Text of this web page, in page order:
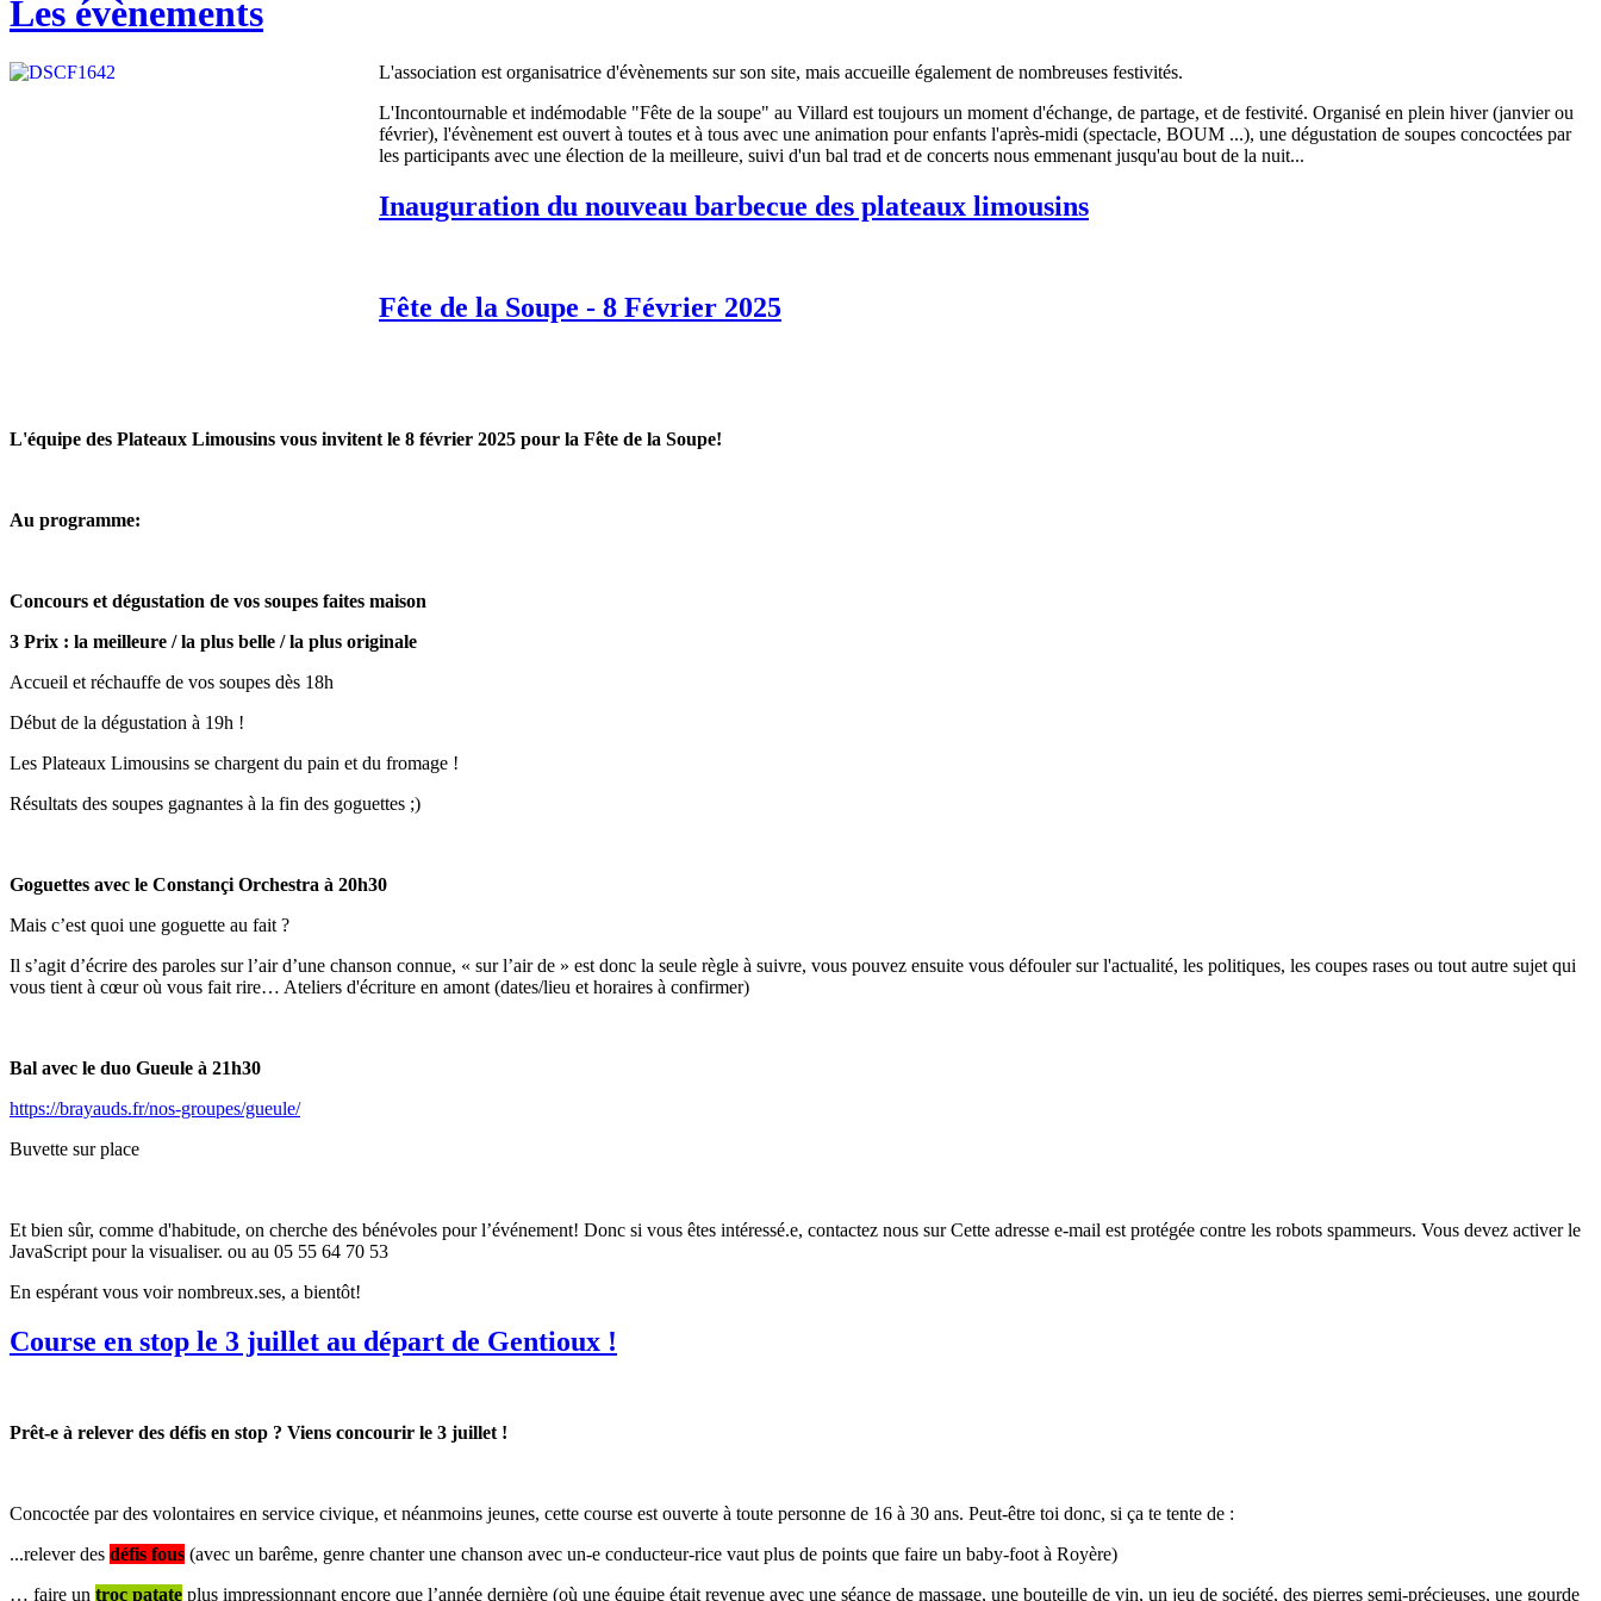
Les évènements
L'association est organisatrice d'évènements sur son site, mais accueille également de nombreuses festivités.
L'Incontournable et indémodable "Fête de la soupe" au Villard est toujours un moment d'échange, de partage, et de festivité. Organisé en plein hiver (janvier ou
février), l'évènement est ouvert à toutes et à tous avec une animation pour enfants l'après-midi (spectacle, BOUM ...), une dégustation de soupes concoctées par
les participants avec une élection de la meilleure, suivi d'un bal trad et de concerts nous emmenant jusqu'au bout de la nuit...
Inauguration du nouveau barbecue des plateaux limousins
Fête de la Soupe - 8 Février 2025
L'équipe des Plateaux Limousins vous invitent le 8 février 2025 pour la Fête de la Soupe!
Au programme:
Concours et dégustation de vos soupes faites maison
3 Prix : la meilleure / la plus belle / la plus originale
Accueil et réchauffe de vos soupes dès 18h
Début de la dégustation à 19h !
Les Plateaux Limousins se chargent du pain et du fromage !
Résultats des soupes gagnantes à la fin des goguettes ;)
Goguettes avec le Constançi Orchestra à 20h30
Mais c’est quoi une goguette au fait ?
Il s’agit d’écrire des paroles sur l’air d’une chanson connue, « sur l’air de » est donc la seule règle à suivre, vous pouvez ensuite vous défouler sur l'actualité, les politiques, les coupes rases ou tout autre sujet qui
vous tient à cœur où vous fait rire… Ateliers d'écriture en amont (dates/lieu et horaires à confirmer)
Bal avec le duo Gueule à 21h30
https://brayauds.fr/nos-groupes/gueule/
Buvette sur place
Et bien sûr, comme d'habitude, on cherche des bénévoles pour l’événement! Donc si vous êtes intéressé.e, contactez nous surCette adresse e-mail est protégée contre les robots spammeurs. Vous devez activer le
JavaScript pour la visualiser. ou au 05 55 64 70 53
En espérant vous voir nombreux.ses, a bientôt!
Course en stop le 3 juillet au départ de Gentioux !
Prêt-e à relever des défis en stop ? Viens concourir le 3 juillet !
Concoctée par des volontaires en service civique, et néanmoins jeunes, cette course est ouverte à toute personne de 16 à 30 ans. Peut-être toi donc, si ça te tente de :
...relever des défis fous (avec un barême, genre chanter une chanson avec un-e conducteur-rice vaut plus de points que faire un baby-foot à Royère)
… faire un troc patate plus impressionnant encore que l’année dernière (où une équipe était revenue avec une séance de massage, une bouteille de vin, un jeu de société, des pierres semi-précieuses, une gourde